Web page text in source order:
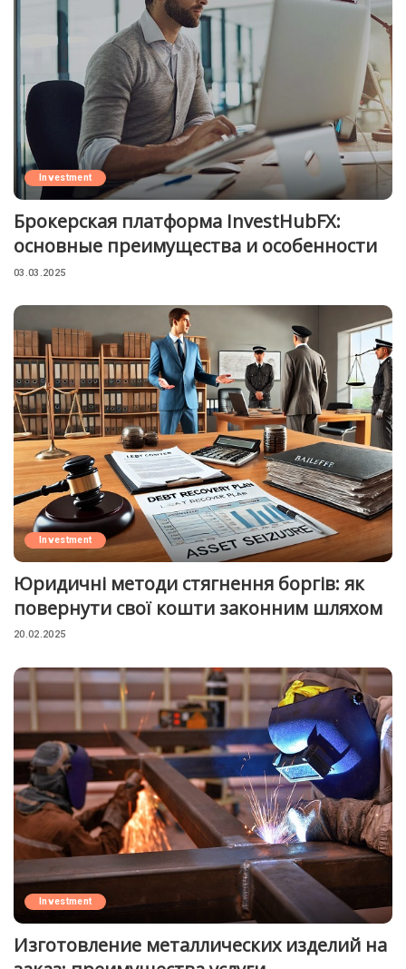
Investment
Брокерская платформа InvestHubFX:
основные преимущества и особенности
03.03.2025
Investment
Юридичні методи стягнення боргів: як
повернути свої кошти законним шляхом
20.02.2025
Investment
Изготовление металлических изделий на